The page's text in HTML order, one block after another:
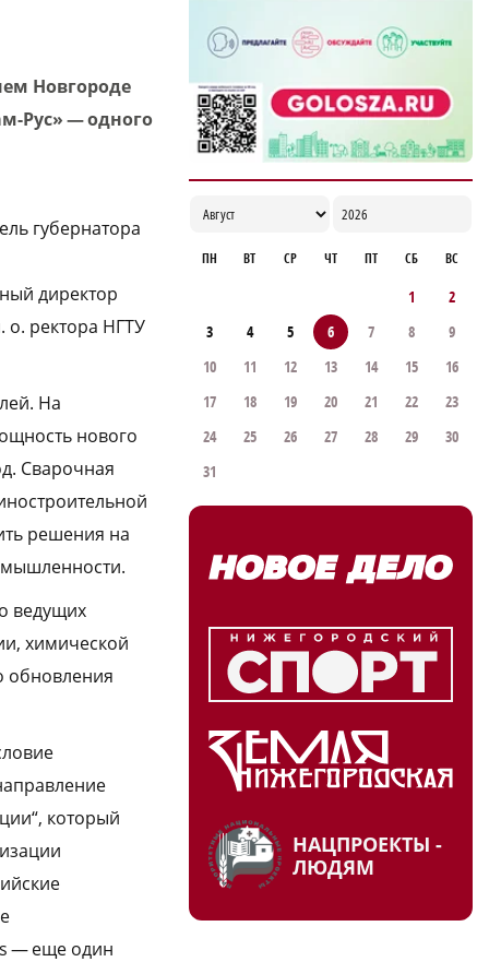
Новгороде
Рус» — одного
губернатора
директор
о. ректора НГТУ
На
нового
Сварочная
решения на
ведущих
химической
обновления
который
— еще один
производстве
19:57
ПН ВТ СР ЧТ ПТ СБ ВС
1
2
3
4 5 6 7 8
9
10
11 12 13 14 15
16
17
18 19 20 21 22
23
24
25 26 27 28 29
30
31
НАЦПРОЕКТЫ -
ЛЮДЯМ